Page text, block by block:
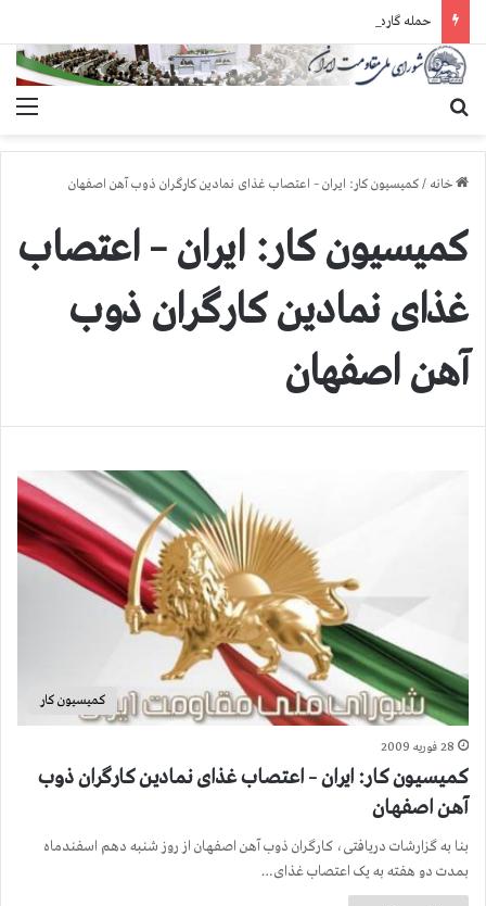
خانه /کمیسیون کار: ایران – اعتصاب غذای نمادین کارگران ذوب آهن اصفهان
کمیسیون کار: ایران – اعتصاب
غذای نمادین کارگران ذوب
آهن اصفهان
کمیسیون کار
28 فوریه 2009
کمیسیون کار: ایران – اعتصاب غذای نمادین کارگران ذوب
آهن اصفهان
بنا به گزارشات دریافتی، کارگران ذوب آهن اصفهان از روز شنبه دهم اسفندماه
بمدت دو هفته به یک اعتصاب غذای…